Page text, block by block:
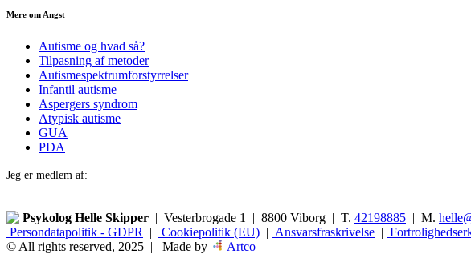
Mere om Angst
Autisme og hvad så?
Tilpasning af metoder
Autismespektrumforstyrrelser
Infantil autisme
Aspergers syndrom
Atypisk autisme
GUA
PDA
Jeg er medlem af:
Psykolog Helle Skipper | Vesterbrogade 1 | 8800 Viborg | T. 42198885 | M.
Persondatapolitik - GDPR
| Cookiepolitik (EU) | Ansvarsfraskrivelse |
© All rights reserved, 2025 | Made by
Artco